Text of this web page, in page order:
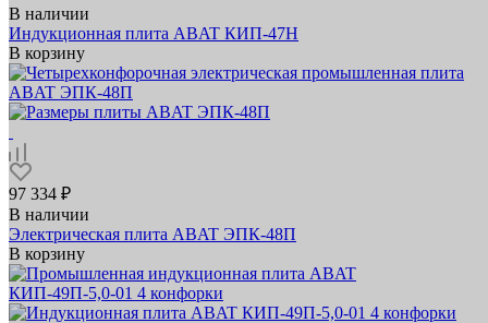
В наличии
Индукционная плита ABAT КИП‑47Н
В корзину
97 334 ₽
В наличии
Электрическая плита ABAT ЭПК‑48П
В корзину